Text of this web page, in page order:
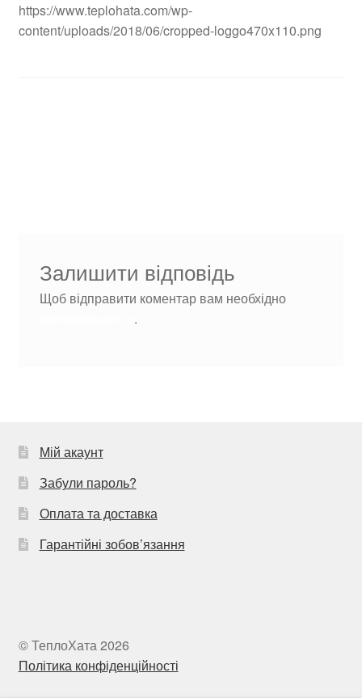
https://www.teplohata.com/wp-
content/uploads/2018/06/cropped-loggo470x110.png
Залишити відповідь
Щоб відправити коментар вам необхідно
.
Мій акаунт
Забули пароль?
Оплата та доставка
Гарантійні зобов’язання
© ТеплоХата 2026
Політика конфіденційності